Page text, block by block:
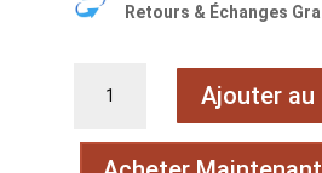
Retours & Échanges
Boréal
Ajouter au